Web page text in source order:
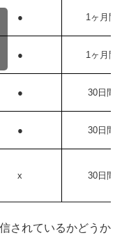
● 1ヶ月間
● 1ヶ月間
● 30日間
● 30日間
x 30日間
されているかどうか